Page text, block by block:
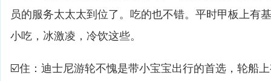
员的服务太太太到位了。吃的也不错。平时甲板上有
小吃，冰激凌，冷饮这些。
☑️住：迪士尼游轮不愧是带小宝宝出行的首选，轮船